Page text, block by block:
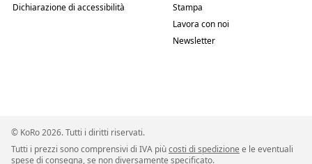
Dichiarazione di accessibilità
Stampa
Lavora con noi
Newsletter
© KoRo 2026. Tutti i diritti riservati.
Tutti i prezzi sono comprensivi di IVA piùcosti di spedizione e le eventuali
spese di consegna, se non diversamente specificato.